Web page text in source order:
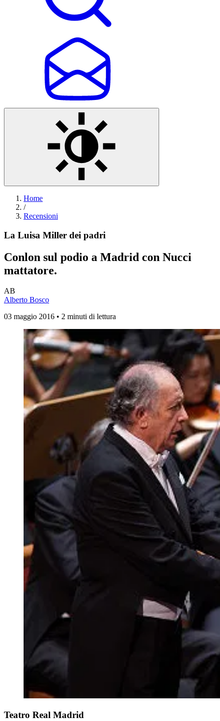
Home
/
Recensioni
La Luisa Miller dei padri
Conlon sul podio a Madrid con Nucci
mattatore.
AB
Alberto Bosco
03 maggio 2016 • 2 minuti di lettura
Teatro Real Madrid